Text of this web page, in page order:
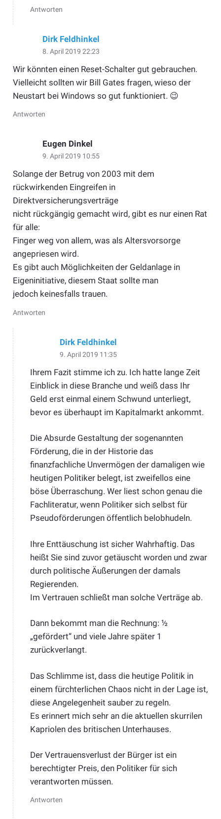
Antworten
Dirk Feldhinkel
8. April 2019 22:23
Wir könnten einen Reset-Schalter gut gebrauchen.
Vielleicht sollten wir Bill Gates fragen, wieso der
Neustart bei Windows so gut funktioniert. 😉
Antworten
Eugen Dinkel
9. April 2019 10:55
Solange der Betrug von 2003 mit dem
rückwirkenden Eingreifen in
Direktversicherungsverträge
nicht rückgängig gemacht wird, gibt es nur einen Rat
für alle:
Finger weg von allem, was als Altersvorsorge
angepriesen wird.
Es gibt auch Möglichkeiten der Geldanlage in
Eigeninitiative, diesem Staat sollte man
jedoch keinesfalls trauen.
Antworten
Dirk Feldhinkel
9. April 2019 11:35
Ihrem Fazit stimme ich zu. Ich hatte lange Zeit
Einblick in diese Branche und weiß dass Ihr
Geld erst einmal einem Schwund unterliegt,
bevor es überhaupt im Kapitalmarkt ankommt.
Die Absurde Gestaltung der sogenannten
Förderung, die in der Historie das
finanzfachliche Unvermögen der damaligen wie
heutigen Politiker belegt, ist zweifellos eine
böse Überraschung. Wer liest schon genau die
Fachliteratur, wenn Politiker sich selbst für
Pseudoförderungen öffentlich belobhudeln.
Ihre Enttäuschung ist sicher Wahrhaftig. Das
heißt Sie sind zuvor getäuscht worden und zwar
durch politische Äußerungen der damals
Regierenden.
Im Vertrauen schließt man solche Verträge ab.
Dann bekommt man die Rechnung: ½
„gefördert“ und viele Jahre später 1
zurückverlangt.
Das Schlimme ist, dass die heutige Politik in
einem fürchterlichen Chaos nicht in der Lage ist,
diese Angelegenheit sauber zu regeln.
Es erinnert mich sehr an die aktuellen skurrilen
Kapriolen des britischen Unterhauses.
Der Vertrauensverlust der Bürger ist ein
berechtigter Preis, den Politiker für sich
verantworten müssen.
Antworten